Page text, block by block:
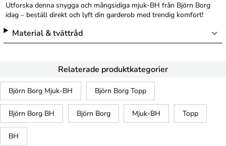
Utforska denna snygga och mångsidiga mjuk-BH från Björn Borg
idag – beställ direkt och lyft din garderob med trendig komfort!
Material & tvättråd
Relaterade produktkategorier
Björn Borg Mjuk-BH Björn Borg Topp
Björn Borg BH Björn Borg Mjuk-BH Topp
BH